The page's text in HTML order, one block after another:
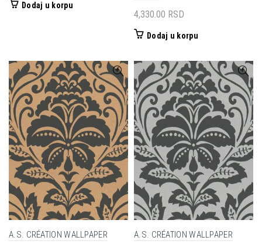
Dodaj u korpu
4,330.00 RSD
Dodaj u korpu
A.S. CRÉATION WALLPAPER
A.S. CRÉATION WALLPAPER